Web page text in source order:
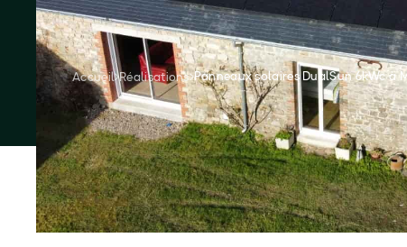
Puissances des panneaux Économies réalisées
Demandez votre devis gratuit
Accueil Réalisations Panneaux solaires DualSun 6kWc à
En 2025, notre équipe Avenir Eco a
maison située àMartigné Ferchaud